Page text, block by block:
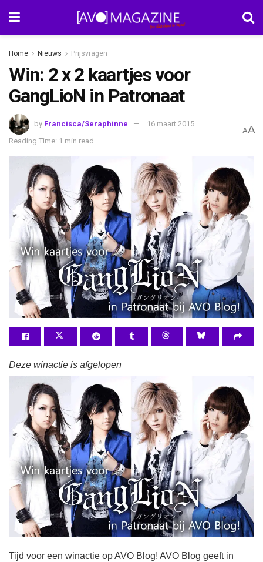
Home Nieuws Prijsvragen
Win: 2 x 2 kaartjes voor
GangLioN in Patronaat
by Francisca/Seraphinne
16 maart 2015
Reading Time: 1 min read
AA
Deze winactie is afgelopen
Tijd voor een winactie op AVO Blog! AVO Blog geeft in